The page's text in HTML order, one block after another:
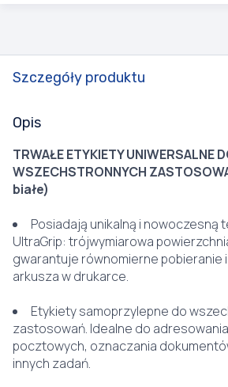
Szczegóły produktu
Opis
TRWAŁE ETYKIETY UNIWERSALNE
WSZECHSTRONNYCH
białe)
Posiadają unikalną i nowoczesną
UltraGrip: trójwymiarowa
gwarantuje równomierne pobieranie
arkusza w drukarce.
Etykiety samoprzylepne do
zastosowań. Idealne do
pocztowych, oznaczania
innych zadań.